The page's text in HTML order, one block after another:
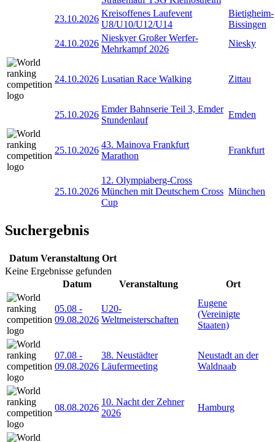
23.10.2026
Kreisoffenes Laufevent
U8/U10/U12/U14
Bietigheim-
Bissingen
24.10.2026
Nieskyer Großer Werfer-
Mehrkampf 2026
Niesky
24.10.2026 Lusatian Race Walking Zittau
25.10.2026
Emder Bahnserie Teil 3, Emder
Stundenlauf
Emden
25.10.2026
43. Mainova Frankfurt
Marathon
Frankfurt
25.10.2026
12. Olympiaberg-Cross
München mit Deutschem Cross
Cup
München
Suchergebnis
Datum Veranstaltung Ort
Keine Ergebnisse gefunden
Datum
Veranstaltung Ort
05.08 -
09.08.2026
U20-
Weltmeisterschaften
Eugene
(Vereinigte
Staaten)
07.08 -
09.08.2026
38. Neustädter
Läufermeeting
Neustadt an der
Waldnaab
08.08.2026
10. Nacht der Zehner
2026
Hamburg